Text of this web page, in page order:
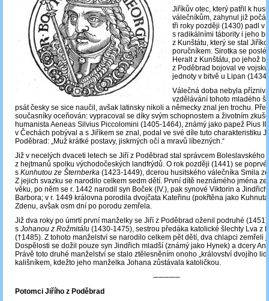
Jiříkův otec, který patřil k
válečníkům, zahynul již
tři roky později (1430) padl v
s radikálními tábority i jeho
z Kunštátu, který se stal
poručníkem. Sirotka se
Heralt z Kunštátu, po jehož
z Poděbrad bojoval ve
jednoty v bitvě u Lipan
Válečná doba nebyla
vzdělávání tohoto mladého
psát česky se sice naučil, avšak latinsky nikoli a německy znal jen trochu.
současníky oceňován: vypracoval se díky svým schopnostem a životním
humanista Aeneas Silvius Piccolomini (1405-1464), známý jako papež Pius
v Čechách pobýval a s Jiříkem se znal, podal ve své díle tuto charakteristiku
Poděbrad: „Muž krátké postavy, jiskrných očí a mravů líbezných.“
Již v necelých dvaceti letech se Jiří z Poděbrad stal správcem Boleslavského
z hejtmanů spolku východočeských landfrýdů. O rok později (1441) se poprvé
s Kunhutou ze Šternberka (1423-1449), dcerou husitského válečníka Smila
Z jejich svazku se narodilo celkem sedm dětí. První dítě neznámého jména
věku, po něm se r. 1442 narodil syn Boček (IV.), pak synové Viktorin a
Barbora; v r. 1449 královna porodila dvojčata Kateřinu (pokřtěna jako
Zdenu, avšak osm dní po porodu zemřela.
Již dva roky po úmrtí první manželky se Jiří z Poděbrad oženil podruhé
s Johanou z Rožmitálu (1430-1475), sestrou předáka katolické šlechty Lva z
(†1485). Z tohoto manželství se narodilo celkem pět dětí, dva chlapci zemřeli
Dospělosti se dožil pouze syn Jindřich mladší (známý jako Hynek) a dcery
Právě toto druhé manželství se stalo ztělesněním onoho „království dvojího
kališníkem, kdežto jeho manželka Johana zůstávala katoličkou.
─────
Potomci Jiřího z Poděbrad